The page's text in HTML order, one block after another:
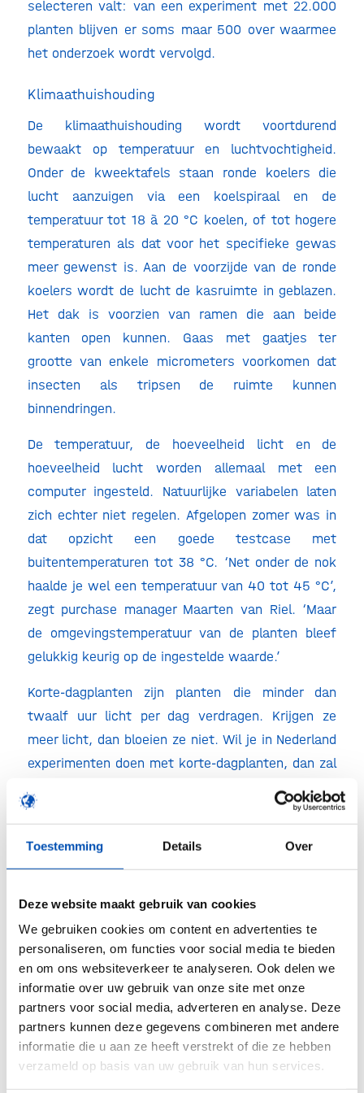
Toestemming Details Over
Deze website maakt gebruik van cookies
We gebruiken cookies om content en advertenties te
personaliseren, om functies voor social media te bieden
en om ons websiteverkeer te analyseren. Ook delen we
informatie over uw gebruik van onze site met onze
partners voor social media, adverteren en analyse. Deze
partners kunnen deze gegevens combineren met andere
informatie die u aan ze heeft verstrekt of die ze hebben
verzameld op basis van uw gebruik van hun services.
selecteren valt: van een experiment met 22.000
planten blijven er soms maar 500 over waarmee
het onderzoek wordt vervolgd.
Klimaathuishouding
De klimaathuishouding wordt voortdurend
bewaakt op temperatuur en luchtvochtigheid.
Onder de kweektafels staan ronde koelers die
lucht aanzuigen via een koelspiraal en de
temperatuur tot 18 à 20 °C koelen, of tot hogere
temperaturen als dat voor het specifieke gewas
meer gewenst is. Aan de voorzijde van de ronde
koelers wordt de lucht de kasruimte in geblazen.
Het dak is voorzien van ramen die aan beide
kanten open kunnen. Gaas met gaatjes ter
grootte van enkele micrometers voorkomen dat
insecten als tripsen de ruimte kunnen
binnendringen.
De temperatuur, de hoeveelheid licht en de
hoeveelheid lucht worden allemaal met een
computer ingesteld. Natuurlijke variabelen laten
zich echter niet regelen. Afgelopen zomer was in
dat opzicht een goede testcase met
buitentemperaturen tot 38 °C. ‘Net onder de nok
haalde je wel een temperatuur van 40 tot 45 °C’,
zegt purchase manager Maarten van Riel. ‘Maar
de omgevingstemperatuur van de planten bleef
gelukkig keurig op de ingestelde waarde.’
Korte-dagplanten zijn planten die minder dan
twaalf uur licht per dag verdragen. Krijgen ze
meer licht, dan bloeien ze niet. Wil je in Nederland
experimenten doen met korte-dagplanten, dan zal
je een groot deel van het jaar verduistering
moeten aanbrengen. In een speciale ruimte, die
normale kas, is volledige verduistering mogelijk. In
ruimte dat er toch nog een kier was waardoor wat
licht binnenviel. Maar inmiddels zie je volgens
Mank geen ‘hand meer voor ogen’ als alle
schermen zijn dichtgetrokken.
Waterhuishouding
De waterleidingen in de afzonderlijke ruimtes
leiden allemaal naar een centraal punt. In deze